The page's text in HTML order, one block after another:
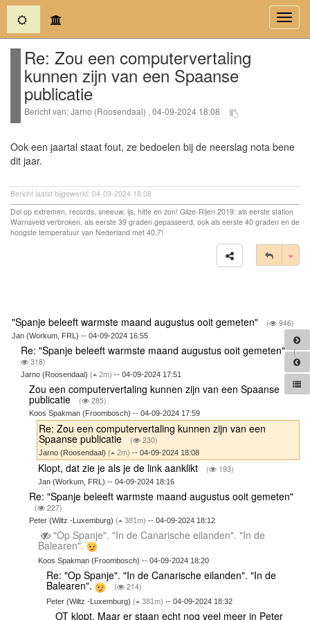
(current)
Re: Zou een computervertaling
kunnen zijn van een Spaanse
publicatie
Bericht van: Jarno (Roosendaal) , 04-09-2024 18:08
Ook een jaartal staat fout, ze bedoelen bij de neerslag nota bene
dit jaar.
Bericht laatst bijgewerkt: 04-09-2024 18:08
Dol op extremen, records, sneeuw, ijs, hitte en zon! Gilze-Rijen 2019: als eerste station
Warnsveld verbroken, als eerste 39 graden gepasseerd, ook als eerste 40 graden en de
hoogste temperatuur van Nederland met 40,7!
"Spanje beleeft warmste maand augustus ooit gemeten" ( 946)
Jan (Workum, FRL) -- 04-09-2024 16:55
Re: "Spanje beleeft warmste maand augustus ooit gemeten" (
318)
Jarno (Roosendaal) ( 2m) -- 04-09-2024 17:51
Zou een computervertaling kunnen zijn van een Spaanse
publicatie ( 285)
Koos Spakman (Froombosch) -- 04-09-2024 17:59
Re: Zou een computervertaling kunnen zijn van een
Spaanse publicatie ( 230)
Jarno (Roosendaal) ( 2m) -- 04-09-2024 18:08
Klopt, dat zie je als je de link aanklikt ( 193)
Jan (Workum, FRL) -- 04-09-2024 18:16
Re: "Spanje beleeft warmste maand augustus ooit gemeten"
( 227)
Peter (Wiltz -Luxemburg)( 381m) -- 04-09-2024 18:12
"Op Spanje". "In de Canarische eilanden". "In de
Balearen".
Koos Spakman (Froombosch) -- 04-09-2024 18:20
Re: "Op Spanje". "In de Canarische eilanden". "In de
Balearen". ( 214)
Peter (Wiltz -Luxemburg)( 381m) -- 04-09-2024 18:32
OT klopt. Maar er staan echt nog veel meer in Peter